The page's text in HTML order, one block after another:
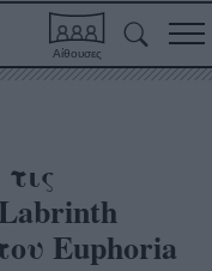
Αίθουσες
Euphoria